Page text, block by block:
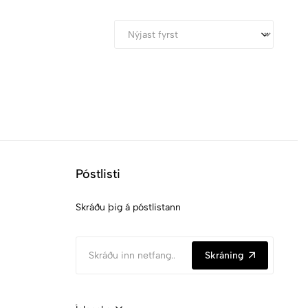
Póstlisti
Skráðu þig á póstlistann
Skráning